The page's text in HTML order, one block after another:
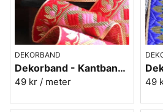
DEKORBAND
Dekorband - Kantband i textil Nr 95
49 kr / meter 49